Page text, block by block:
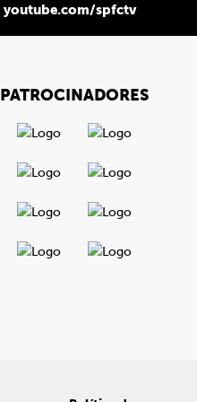
youtube.com/spfctv
PATROCINADORES